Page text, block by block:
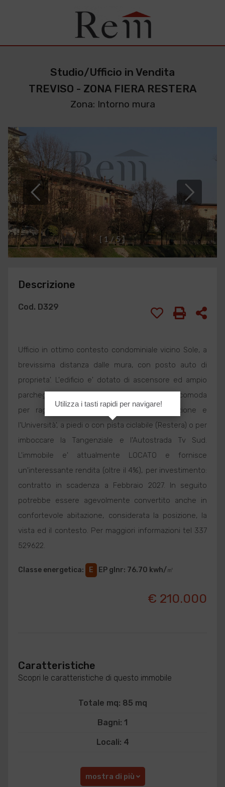
Studio/Ufficio in Vendita
TREVISO - ZONA FIERA RESTERA
Zona: Intorno mura
1 / 5 ]
Descrizione
Cod. D329
Ufficio in ottimo contesto condominiale vicino Sole, a
brevissima distanza dalle mura, con posto auto di
proprieta'. L'edificio e' dotato di ascensore ed ampio
parcheggio esterno. La zona e' ben servita e comoda
per raggiungere il centro storico, la Stazione e
l'Università', a piedi o con pista ciclabile (Restera) o per
imboccare la Tangenziale e l'Autostrada Tv Sud.
L'immobile e' attualmente LOCATO e fornisce
un'interessante rendita (oltre il 4%), per investimento:
contratto in scadenza a Febbraio 2027. In seguito
potrebbe essere agevolmente convertito anche in
confortevole abitazione, considerata la posizione, la
vista ed il contesto. Per maggiori informazioni tel 337
529622.
Classe energetica: E EP glnr: 76.70 kwh/㎡
€ 210.000
Caratteristiche
Scopri le caratteristiche di questo immobile
Totale mq: 85 mq
Bagni: 1
Locali: 4
mostra di più
Utilizza i tasti rapidi per navigare!